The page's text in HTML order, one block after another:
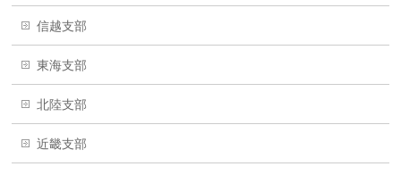
信越支部
東海支部
北陸支部
近畿支部